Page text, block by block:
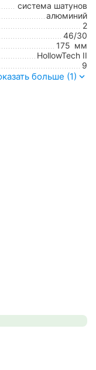
система шатунов
алюминий
2
46/30
175 мм
HollowTech II
9
больше (1)